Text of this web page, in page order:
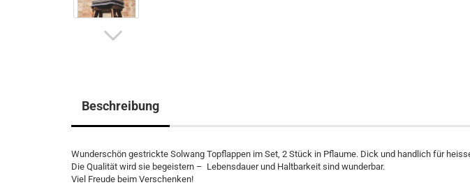
Beschreibung
Wunderschön gestrickte Solwang Topflappen im Set, 2 Stück in Pflaume. Dick und handlich für
Die Qualität wird sie begeistern – Lebensdauer und Haltbarkeit sind wunderbar.
Viel Freude beim Verschenken!